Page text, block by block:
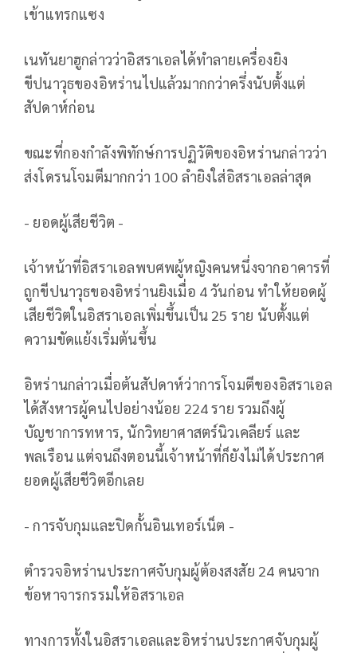
เข้าแทรกแซง
เนทันยาฮูกล่าวว่าอิสราเอลได้ทำลายเครื่องยิง
ขีปนาวุธของอิหร่านไปแล้วมากกว่าครึ่งนับตั้งแต่
สัปดาห์ก่อน
ขณะที่กองกำลังพิทักษ์การปฏิวัติของอิหร่านกล่าวว่า
ส่งโดรนโจมตีมากกว่า 100 ลำยิงใส่อิสราเอลล่าสุด
- ยอดผู้เสียชีวิต -
เจ้าหน้าที่อิสราเอลพบศพผู้หญิงคนหนึ่งจากอาคารที่
ถูกขีปนาวุธของอิหร่านยิงเมื่อ 4 วันก่อน ทำให้ยอดผู้
เสียชีวิตในอิสราเอลเพิ่มขึ้นเป็น 25 ราย นับตั้งแต่
ความขัดแย้งเริ่มต้นขึ้น
อิหร่านกล่าวเมื่อต้นสัปดาห์ว่าการโจมตีของอิสราเอล
ได้สังหารผู้คนไปอย่างน้อย 224 ราย รวมถึงผู้
บัญชาการทหาร, นักวิทยาศาสตร์นิวเคลียร์ และ
พลเรือน แต่จนถึงตอนนี้เจ้าหน้าที่ก็ยังไม่ได้ประกาศ
ยอดผู้เสียชีวิตอีกเลย
- การจับกุมและปิดกั้นอินเทอร์เน็ต -
ตำรวจอิหร่านประกาศจับกุมผู้ต้องสงสัย 24 คนจาก
ข้อหาจารกรรมให้อิสราเอล
ทางการทั้งในอิสราเอลและอิหร่านประกาศจับกุมผู้